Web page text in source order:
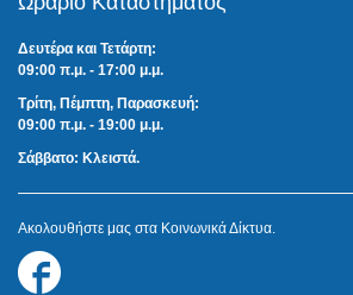
Δευτέρα και Τετάρτη:
09:00 π.μ. - 17:00 μ.μ.
Τρίτη, Πέμπτη, Παρασκευή:
09:00 π.μ. - 19:00 μ.μ.
Σάββατο: Κλειστά.
Ακολουθήστε μας στα Κοινωνικά Δίκτυα.
us